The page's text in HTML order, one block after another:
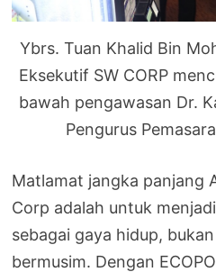
Ybrs. Tuan Khalid Bin
Eksekutif SW CORP
bawah pengawasan Dr.
Pengurus
Matlamat jangka panjang
Corp adalah untuk
sebagai gaya hidup,
bermusim. Dengan